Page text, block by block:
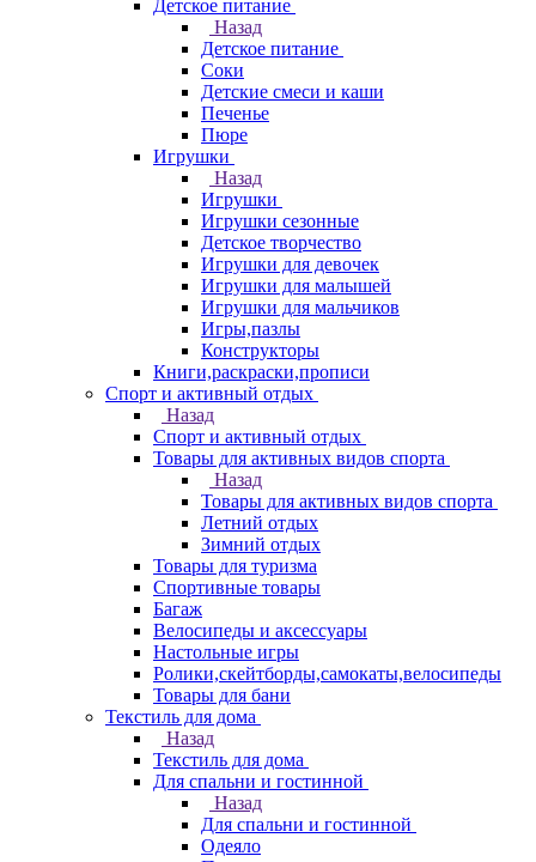
Детское питание
Назад
Детское питание
Соки
Детские смеси и каши
Печенье
Пюре
Игрушки
Назад
Игрушки
Игрушки сезонные
Детское творчество
Игрушки для девочек
Игрушки для малышей
Игрушки для мальчиков
Игры,пазлы
Конструкторы
Книги,раскраски,прописи
Спорт и активный отдых
Назад
Спорт и активный отдых
Товары для активных видов спорта
Назад
Товары для активных видов спорта
Летний отдых
Зимний отдых
Товары для туризма
Спортивные товары
Багаж
Велосипеды и аксессуары
Настольные игры
Ролики,скейтборды,самокаты,велосипеды
Товары для бани
Текстиль для дома
Назад
Текстиль для дома
Для спальни и гостинной
Назад
Для спальни и гостинной
Одеяло